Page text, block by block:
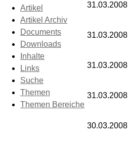
Artikel
Artikel Archiv
Documents
Downloads
Inhalte
Links
Suche
Themen
Themen Bereiche
31.03.2008
31.03.2008
31.03.2008
31.03.2008
30.03.2008